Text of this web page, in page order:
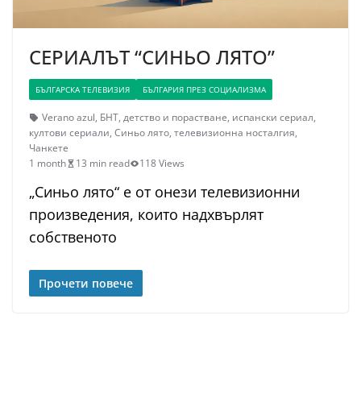
СЕРИАЛЪТ “СИНЬО ЛЯТО”
БЪЛГАРСКА ТЕЛЕВИЗИЯ БЪЛГАРИЯ ПРЕЗ СОЦИАЛИЗМА
Verano azul, БНТ, детство и порастване, испански сериал,
култови сериали, Синьо лято, телевизионна носталгия,
Чанкете
1 month
13 min read 118 Views
„Синьо лято“ е от онези телевизионни
произведения, които надхвърлят
собственото
Прочети повече